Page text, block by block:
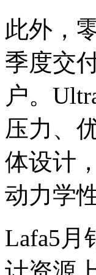
此外，
季度交
户。
压力、
体设计
动力学
Lafa5月